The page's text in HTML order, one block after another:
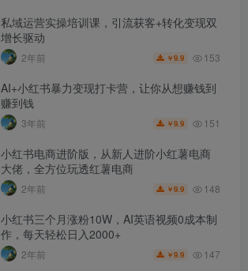
私域运营实操培训课，引流获客+转化变现双
增长驱动
2年前 ￥9.9 153
AI+小红书暴力变现打卡营，让你从想赚钱到
赚到钱
3年前 ￥9.9 151
小红书电商进阶版，从新人进阶小红薯电商
大佬，全方位玩透红薯电商
2年前 ￥9.9 148
小红书三个月涨粉10W，AI英语视频0成本制
作，每天轻松日入2000+
2年前 ￥9.9 147